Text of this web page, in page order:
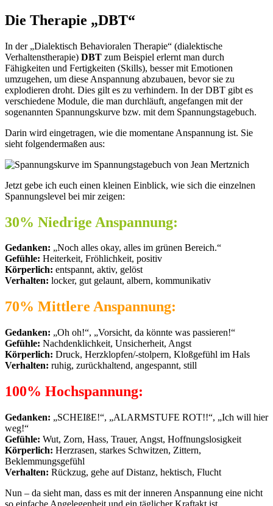
Die Therapie „DBT“
In der „Dialektisch Behavioralen Therapie“ (dialektische
Verhaltenstherapie) DBT zum Beispiel erlernt man durch
Fähigkeiten und Fertigkeiten (Skills), besser mit Emotionen
umzugehen, um diese Anspannung abzubauen, bevor sie zu
explodieren droht. Dies gilt es zu verhindern. In der DBT gibt es
verschiedene Module, die man durchläuft, angefangen mit der
sogenannten Spannungskurve bzw. mit dem Spannungstagebuch.
Darin wird eingetragen, wie die momentane Anspannung ist. Sie
sieht folgendermaßen aus:
Jetzt gebe ich euch einen kleinen Einblick, wie sich die einzelnen
Spannungslevel bei mir zeigen:
30% Niedrige Anspannung:
Gedanken: „Noch alles okay, alles im grünen Bereich.“
Gefühle: Heiterkeit, Fröhlichkeit, positiv
Körperlich: entspannt, aktiv, gelöst
Verhalten: locker, gut gelaunt, albern, kommunikativ
70% Mittlere Anspannung:
Gedanken: „Oh oh!“, „Vorsicht, da könnte was passieren!“
Gefühle: Nachdenklichkeit, Unsicherheit, Angst
Körperlich: Druck, Herzklopfen/-stolpern, Kloßgefühl im Hals
Verhalten: ruhig, zurückhaltend, angespannt, still
100% Hochspannung:
Gedanken: „SCHEIßE!“, „ALARMSTUFE ROT!!“, „Ich will hier
weg!“
Gefühle: Wut, Zorn, Hass, Trauer, Angst, Hoffnungslosigkeit
Körperlich: Herzrasen, starkes Schwitzen, Zittern,
Beklemmungsgefühl
Verhalten: Rückzug, gehe auf Distanz, hektisch, Flucht
Nun – da sieht man, dass es mit der inneren Anspannung eine nicht
so einfache Angelegenheit und ein täglicher Kraftakt ist.